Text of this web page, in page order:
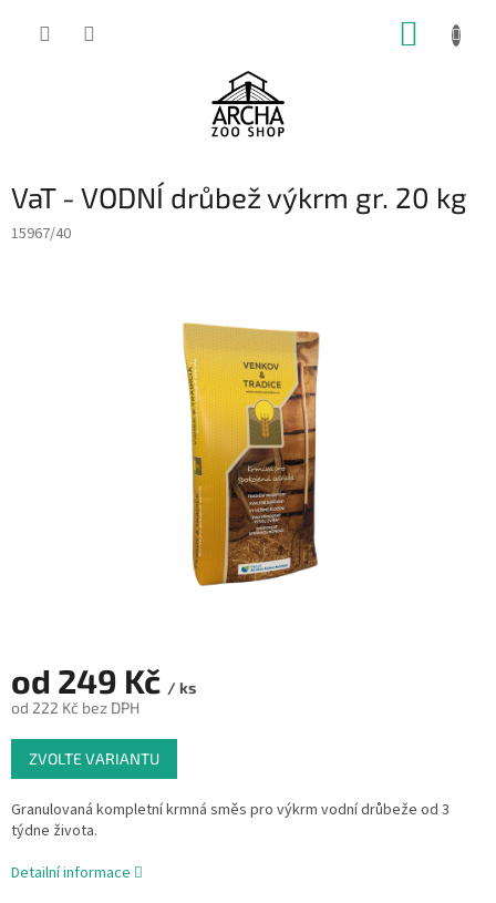
VaT - VODNÍ drůbež výkrm gr. 20 kg
15967/40
od 249 Kč / ks
od 222 Kč bez DPH
Měrná
cena:
ZVOLTE VARIANTU
Granulovaná kompletní krmná směs pro výkrm vodní drůbeže od 3
týdne života.
Detailní informace